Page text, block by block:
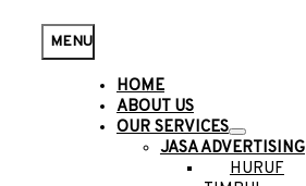
MENU
HOME
ABOUT US
OUR SERVICES
JASA ADVERTISING
HURUF